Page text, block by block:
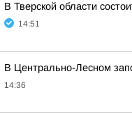
В Тверской области
14:51
В Центрально-Лесном
14:36